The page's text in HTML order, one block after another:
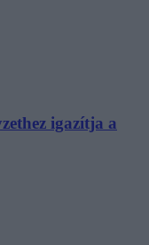
igazítja a